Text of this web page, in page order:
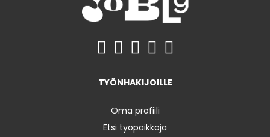
TYÖNHAKIJOILLE
Oma profiili
Etsi työpaikkoja